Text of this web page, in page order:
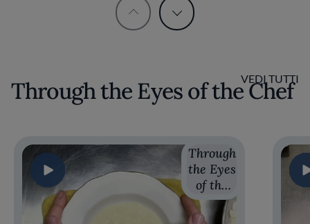
Through the Eyes of the Chef
VEDI TUTTI
Through
the Eyes
of the
Chef